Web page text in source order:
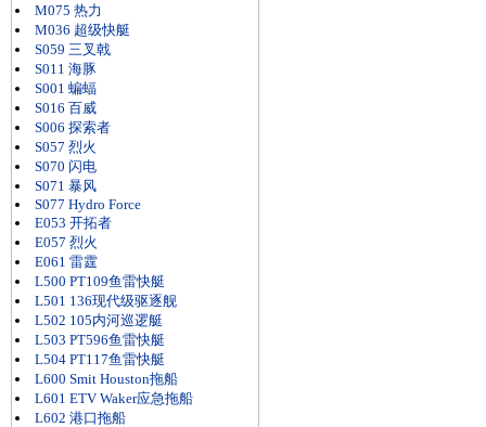
M075 热力
M036 超级快艇
S059 三叉戟
S011 海豚
S001 蝙蝠
S016 百威
S006 探索者
S057 烈火
S070 闪电
S071 暴风
S077 Hydro Force
E053 开拓者
E057 烈火
E061 雷霆
L500 PT109鱼雷快艇
L501 136现代级驱逐舰
L502 105内河巡逻艇
L503 PT596鱼雷快艇
L504 PT117鱼雷快艇
L600 Smit Houston拖船
L601 ETV Waker应急拖船
L602 港口拖船